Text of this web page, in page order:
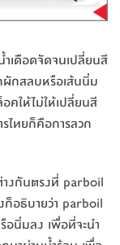
ำเดือดจัดจนเปลี่ยนสี
กสลบหรือเส้นนิ่ม
คให้ไม่ให้เปลี่ยนสี
ไทยก็คือการลวก
างกันตรงที่ parboil
ก็อธิบายว่า parboil
นิ่มลง เพื่อที่จะนำ